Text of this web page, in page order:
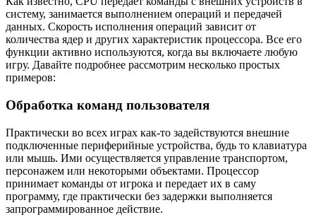
систему, занимается выполнением операций и передачей
данных. Скорость исполнения операций зависит от
количества ядер и других характеристик процессора. Все его
функции активно используются, когда вы включаете любую
игру. Давайте подробнее рассмотрим несколько простых
примеров:
Обработка команд пользователя
Практически во всех играх как-то задействуются внешние
подключенные периферийные устройства, будь то клавиатура
или мышь. Ими осуществляется управление транспортом,
персонажем или некоторыми объектами. Процессор
принимает команды от игрока и передает их в саму
программу, где практически без задержки выполняется
запрограммированное действие.